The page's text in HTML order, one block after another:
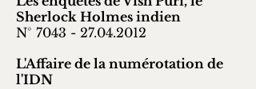
Sherlock Holmes indien
N° 7043 - 27.04.2012
L'Affaire de la numérotation de
l'IDN